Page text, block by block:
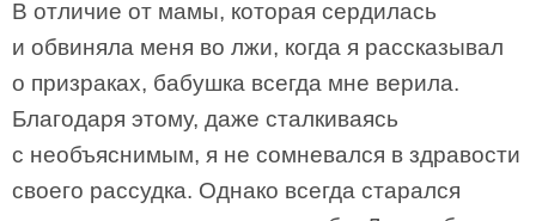
В отличие от мамы, которая сердилась
и обвиняла меня во лжи, когда я рассказывал
о призраках, бабушка всегда мне верила.
Благодаря этому, даже сталкиваясь
с необъяснимым, я не сомневался в здравости
своего рассудка. Однако всегда старался